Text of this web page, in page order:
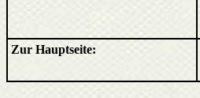
Zur Hauptseite: